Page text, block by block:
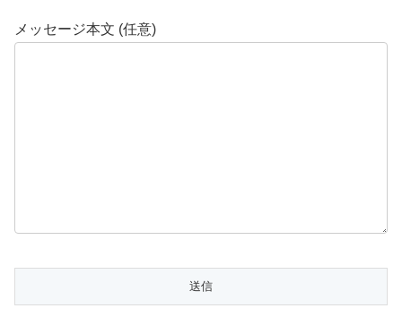
メッセージ本文 (任意)